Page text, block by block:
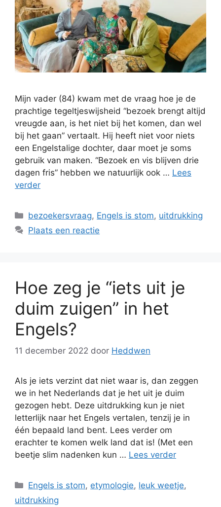
Mijn vader (84) kwam met de vraag hoe je de
prachtige tegeltjeswijsheid “bezoek brengt altijd
vreugde aan, is het niet bij het komen, dan wel
bij het gaan” vertaalt. Hij heeft niet voor niets
een Engelstalige dochter, daar moet je soms
gebruik van maken. “Bezoek en vis blijven drie
dagen fris” hebben we natuurlijk ook … Lees
verder
Categorieën
bezoekersvraag, Engels is stom, uitdrukking
Plaats een reactie
Hoe zeg je “iets uit je
duim zuigen” in het
Engels?
11 december 2022 door Heddwen
Als je iets verzint dat niet waar is, dan zeggen
we in het Nederlands dat je het uit je duim
gezogen hebt. Deze uitdrukking kun je niet
letterlijk naar het Engels vertalen, tenzij je in
één bepaald land bent. Lees verder om
erachter te komen welk land dat is! (Met een
beetje slim nadenken kun … Lees verder
Categorieën
Engels is stom, etymologie, leuk weetje,
uitdrukking